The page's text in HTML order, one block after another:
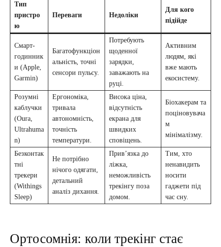
Тип
пристро
ю
Переваги Недоліки
Для кого
підійде
Смарт-
годинник
и (Apple,
Garmin)
Багатофункціон
альність, точні
сенсори пульсу.
Потребують
щоденної
зарядки,
заважають на
руці.
Активним
людям, які
вже мають
екосистему.
Розумні
каблучки
(Oura,
Ultrahuma
n)
Ергономіка,
тривала
автономність,
точність
температури.
Висока ціна,
відсутність
екрана для
швидких
сповіщень.
Біохакерам та
поціновувача
м
мінімалізму.
Безконтак
тні
трекери
(Withings
Sleep)
Не потрібно
нічого одягати,
детальний
аналіз дихання.
Прив’язка до
ліжка,
неможливість
трекінгу поза
домом.
Тим, хто
ненавидить
носити
гаджети під
час сну.
Ортосомнія: коли трекінг стає